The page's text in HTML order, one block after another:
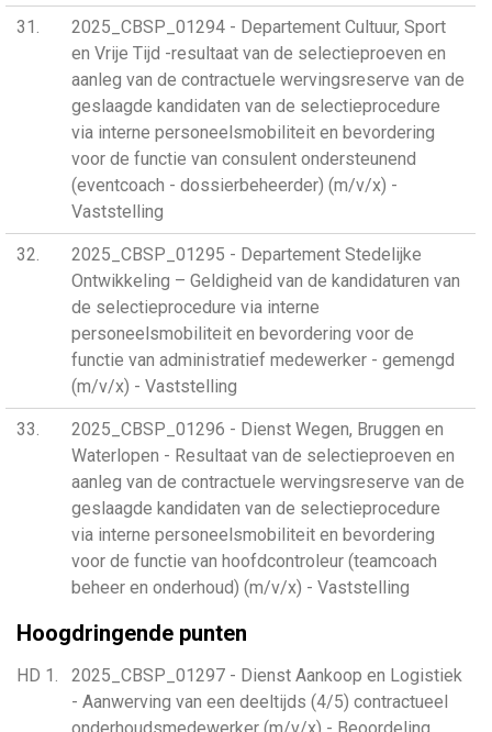
31
2025_CBSP_01294 - Departement Cultuur, Sport
en Vrije Tijd -resultaat van de selectieproeven en
aanleg van de contractuele wervingsreserve van de
geslaagde kandidaten van de selectieprocedure
via interne personeelsmobiliteit en bevordering
voor de functie van consulent ondersteunend
(eventcoach - dossierbeheerder) (m/v/x) -
Vaststelling
32
2025_CBSP_01295 - Departement Stedelijke
Ontwikkeling – Geldigheid van de kandidaturen van
de selectieprocedure via interne
personeelsmobiliteit en bevordering voor de
functie van administratief medewerker - gemengd
(m/v/x) - Vaststelling
33
2025_CBSP_01296 - Dienst Wegen, Bruggen en
Waterlopen - Resultaat van de selectieproeven en
aanleg van de contractuele wervingsreserve van de
geslaagde kandidaten van de selectieprocedure
via interne personeelsmobiliteit en bevordering
voor de functie van hoofdcontroleur (teamcoach
beheer en onderhoud) (m/v/x) - Vaststelling
Hoogdringende punten
HD 1
2025_CBSP_01297 - Dienst Aankoop en Logistiek
- Aanwerving van een deeltijds (4/5) contractueel